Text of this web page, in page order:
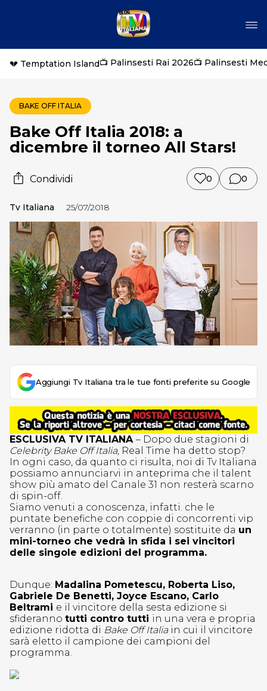
💔 Temptation Island📺 Palinsesti Rai 2026📺 Palinsesti
BAKE OFF ITALIA
Bake Off Italia 2018: a
dicembre il torneo All Stars!
Condividi 0 0
Tv Italiana 25/07/2018
Aggiungi Tv Italiana tra le tue fonti preferite su Google
ESCLUSIVA TV ITALIANA – Dopo due stagioni di
Celebrity Bake Off Italia, Real Time ha detto stop?
In ogni caso, da quanto ci risulta, noi di Tv Italiana
possiamo annunciarvi in anteprima che il talent
show più amato del Canale 31 non resterà scarno
di spin-off.
Siamo venuti a conoscenza, infatti. che le
puntate benefiche con coppie di concorrenti vip
verranno (in parte o totalmente) sostituite da un
mini-torneo che vedrà in sfida i sei vincitori
delle singole edizioni del programma.
Dunque: Madalina Pometescu, Roberta Liso,
Gabriele De Benetti, Joyce Escano, Carlo
Beltrami e il vincitore della sesta edizione si
sfideranno tutti contro tutti in una vera e propria
edizione ridotta di Bake Off Italia in cui il vincitore
sarà eletto il campione dei campioni del
programma.